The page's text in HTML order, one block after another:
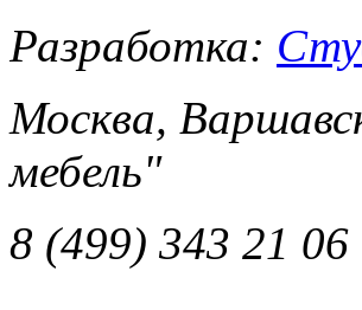
Разработка:
Москва,
мебель"
8 (499) 343 21 06